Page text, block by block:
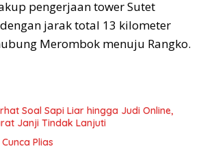
pengerjaan tower Sutet
jarak total 13 kilometer
Merombok menuju Rangko.
Soal Sapi Liar hingga Judi Online,
Janji Tindak Lanjuti
Plias